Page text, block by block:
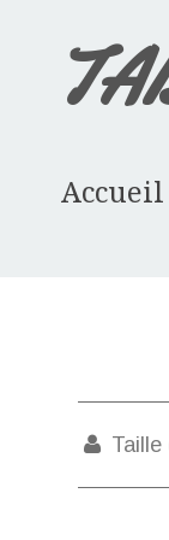
Accueil
Taille